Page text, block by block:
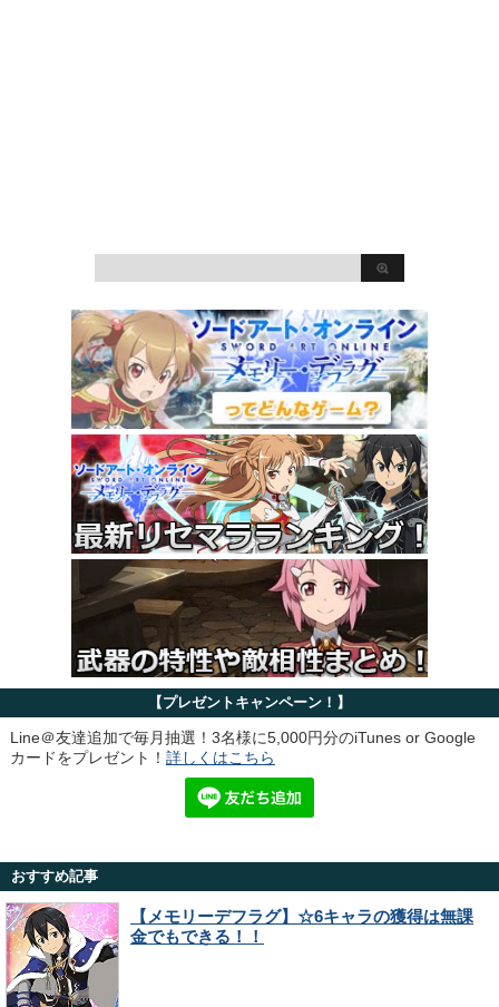
【プレゼントキャンペーン！】
Line＠友達追加で毎月抽選！3名様に5,000円分のiTunes or Google
カードをプレゼント！ 詳しくはこちら
おすすめ記事
【メモリーデフラグ】☆6キャラの獲得は無課
金でもできる！！